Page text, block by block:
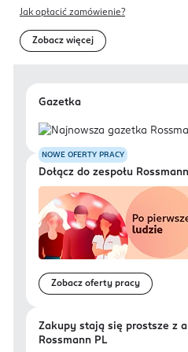
mikrokrążenie,
przywraca jej zdrowy
Jak opłacić zamówienie?
Zobacz więcej
Gazetka
NOWE OFERTY PRACY
Dołącz do zespołu
Zobacz oferty pracy
Zakupy stają się prostsze z
Rossmann PL